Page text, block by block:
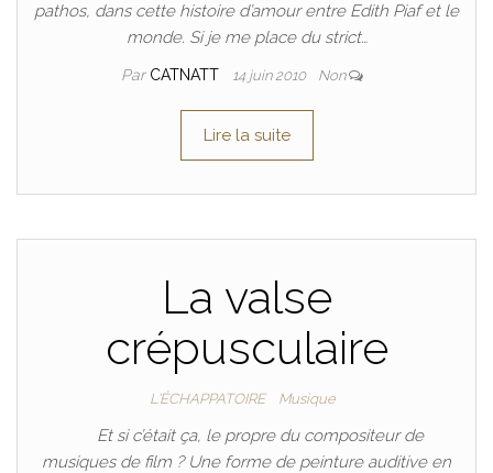
pathos, dans cette histoire d’amour entre Edith Piaf et le
monde. Si je me place du strict…
Par CATNATT 14 juin 2010 Non
Lire la suite
La valse
crépusculaire
L'ÉCHAPPATOIRE Musique
Et si c’était ça, le propre du compositeur de
musiques de film ? Une forme de peinture auditive en